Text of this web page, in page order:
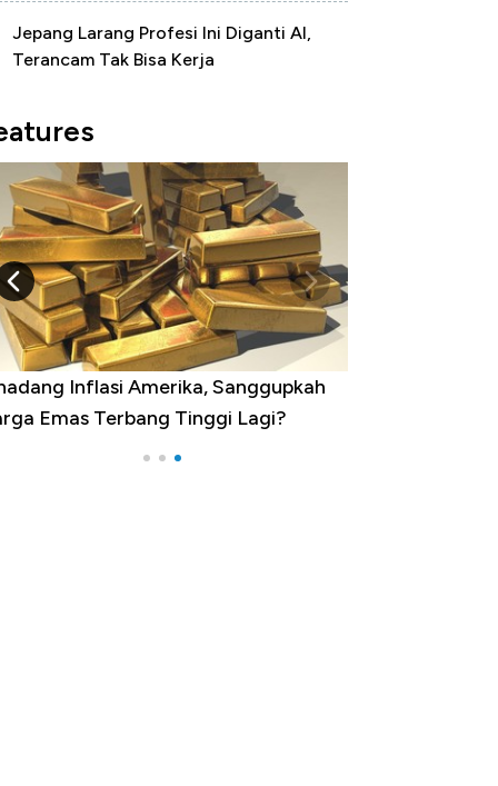
Jepang Larang Profesi Ini Diganti AI,
Terancam Tak Bisa Kerja
Inflasi Amerika, Sanggupkah
Emas Terbang Tinggi Lagi?